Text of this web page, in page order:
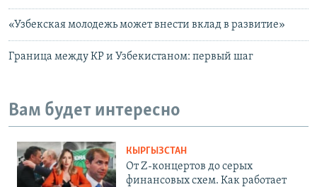
«Узбекская молодежь может внести вклад в развитие»
Граница между КР и Узбекистаном: первый шаг
Вам будет интересно
КЫРГЫЗСТАН
От Z-концертов до серых
финансовых схем. Как работает